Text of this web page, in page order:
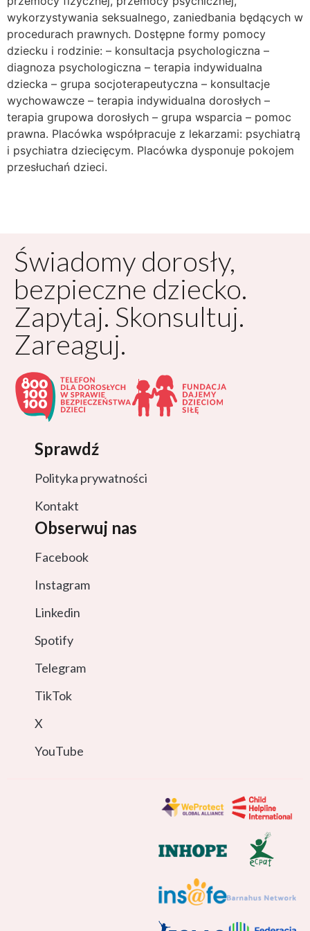
wykorzystywania seksualnego, zaniedbania będących w
procedurach prawnych. Dostępne formy pomocy
dziecku i rodzinie: – konsultacja psychologiczna –
diagnoza psychologiczna – terapia indywidualna
dziecka – grupa socjoterapeutyczna – konsultacje
wychowawcze – terapia indywidualna dorosłych –
terapia grupowa dorosłych – grupa wsparcia – pomoc
prawna. Placówka współpracuje z lekarzami: psychiatrą
i psychiatra dziecięcym. Placówka dysponuje pokojem
przesłuchań dzieci.
Świadomy dorosły,
bezpieczne dziecko.
Zapytaj. Skonsultuj.
Zareaguj.
Sprawdź
Polityka prywatności
Kontakt
Obserwuj nas
Facebook
Instagram
Linkedin
Spotify
Telegram
TikTok
X
YouTube